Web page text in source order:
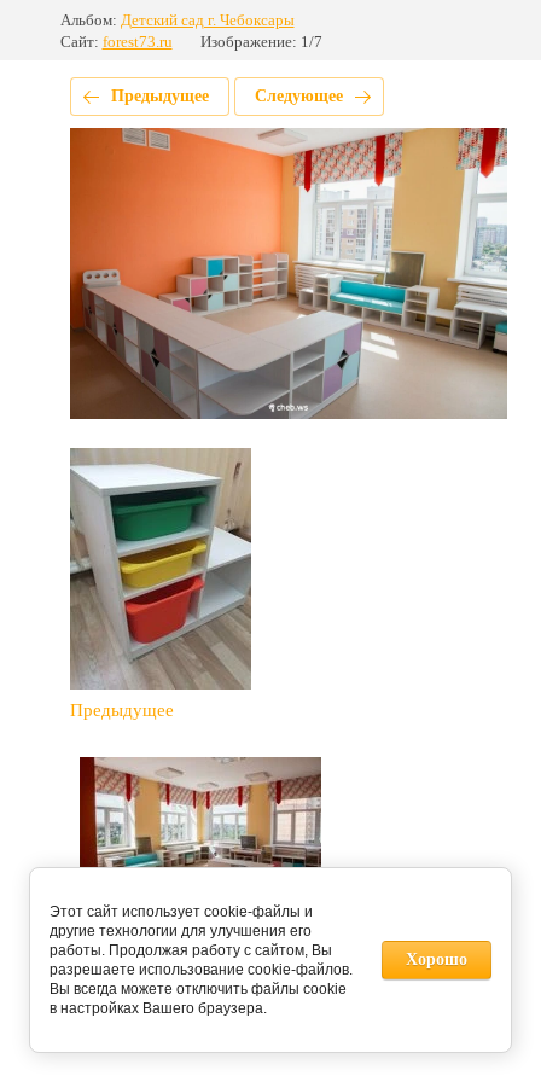
Альбом: Детский сад г. Чебоксары
Сайт: forest73.ru Изображение: 1/7
Предыдущее Следующее
Предыдущее
Следующее
Вернуться в галерею
Этот сайт использует cookie-файлы и
другие технологии для улучшения его
работы. Продолжая работу с сайтом, Вы
разрешаете использование cookie-файлов.
Вы всегда можете отключить файлы cookie
в настройках Вашего браузера.
Хорошо